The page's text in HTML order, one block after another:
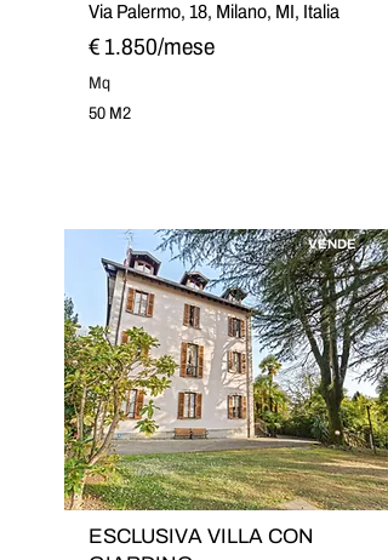
Via Palermo, 18, Milano, MI, Italia
€ 1.850/mese
Mq
50 M2
VENDE
ESCLUSIVA VILLA CON